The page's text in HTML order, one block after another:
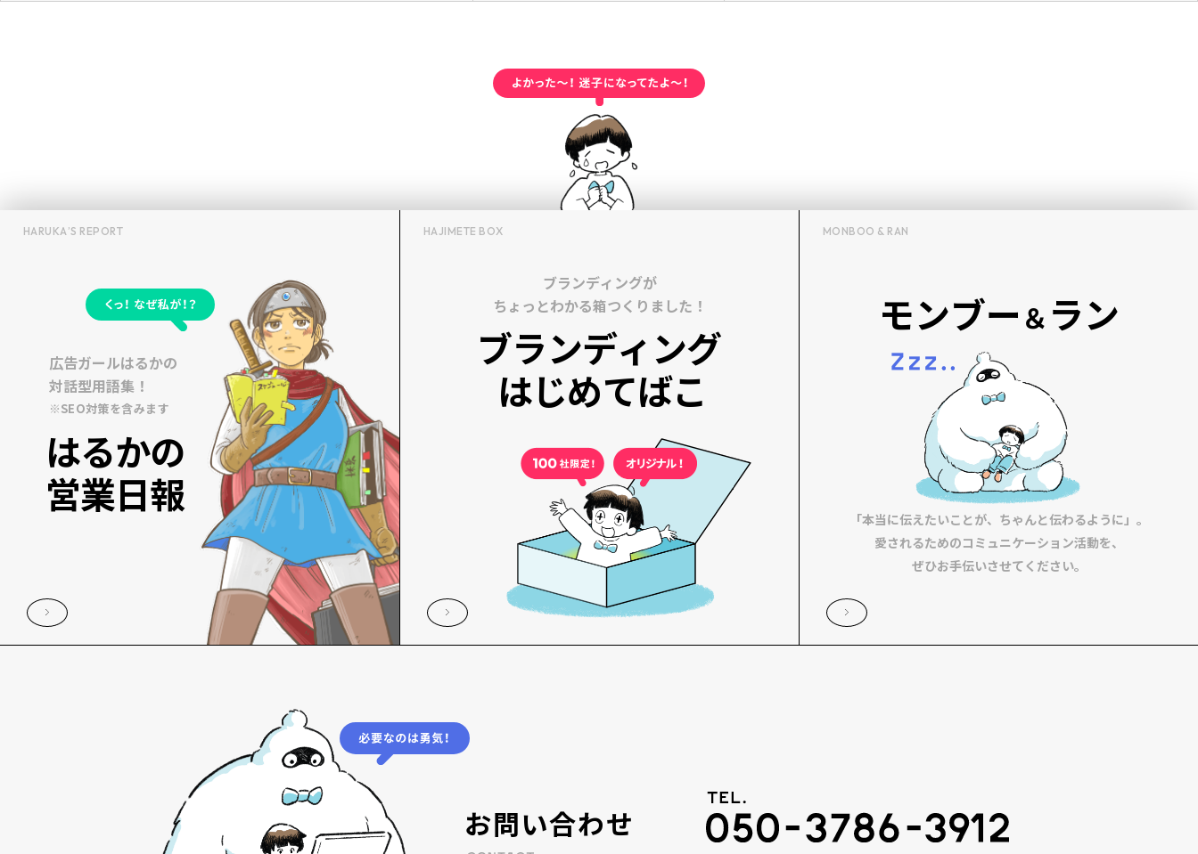
HARUKA’S REPORT
広告ガールはるかの
対話型用語集！
※SEO対策を含みます
はるかの
営業日報
HAJIMETE BOX
ブランディングが
ちょっとわかる箱つくりました！
ブランディング
はじめてばこ
MONBOO & RAN
モンブー ＆ ラン
「本当に伝えたいことが、ちゃんと伝わるように」。
愛されるためのコミュニケーション活動を、
ぜひお手伝いさせてください。
お問い合わせ